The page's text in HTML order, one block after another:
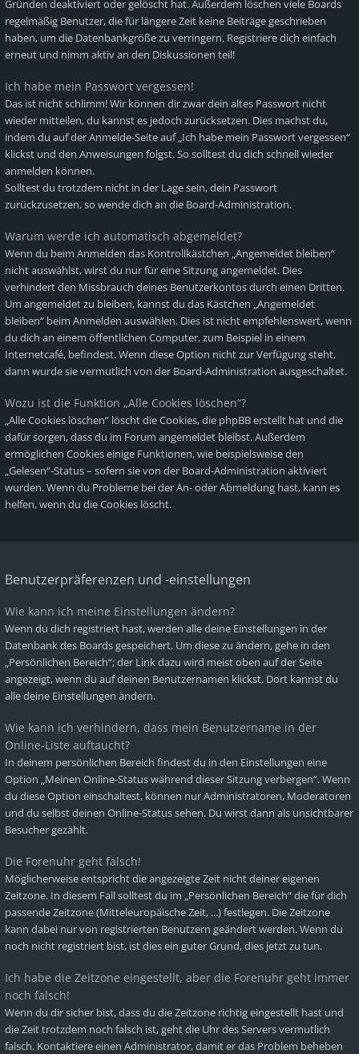
Gründen deaktiviert oder gelöscht hat. Außerdem löschen viele Boards
regelmäßig Benutzer, die für längere Zeit keine Beiträge geschrieben
haben, um die Datenbankgröße zu verringern. Registriere dich einfach
erneut und nimm aktiv an den Diskussionen teil!
Ich habe mein Passwort vergessen!
Das ist nicht schlimm! Wir können dir zwar dein altes Passwort nicht
wieder mitteilen, du kannst es jedoch zurücksetzen. Dies machst du,
indem du auf der Anmelde-Seite auf „Ich habe mein Passwort vergessen“
klickst und den Anweisungen folgst. So solltest du dich schnell wieder
anmelden können.
Solltest du trotzdem nicht in der Lage sein, dein Passwort
zurückzusetzen, so wende dich an die Board-Administration.
Warum werde ich automatisch abgemeldet?
Wenn du beim Anmelden das Kontrollkästchen „Angemeldet bleiben“
nicht auswählst, wirst du nur für eine Sitzung angemeldet. Dies
verhindert den Missbrauch deines Benutzerkontos durch einen Dritten.
Um angemeldet zu bleiben, kannst du das Kästchen „Angemeldet
bleiben“ beim Anmelden auswählen. Dies ist nicht empfehlenswert, wenn
du dich an einem öffentlichen Computer, zum Beispiel in einem
Internetcafé, befindest. Wenn diese Option nicht zur Verfügung steht,
dann wurde sie vermutlich von der Board-Administration ausgeschaltet.
Wozu ist die Funktion „Alle Cookies löschen“?
„Alle Cookies löschen“ löscht die Cookies, die phpBB erstellt hat und die
dafür sorgen, dass du im Forum angemeldet bleibst. Außerdem
ermöglichen Cookies einige Funktionen, wie beispielsweise den
„Gelesen“-Status – sofern sie von der Board-Administration aktiviert
wurden. Wenn du Probleme bei der An- oder Abmeldung hast, kann es
helfen, wenn du die Cookies löscht.
Benutzerpräferenzen und -einstellungen
Wie kann ich meine Einstellungen ändern?
Wenn du dich registriert hast, werden alle deine Einstellungen in der
Datenbank des Boards gespeichert. Um diese zu ändern, gehe in den
„Persönlichen Bereich“; der Link dazu wird meist oben auf der Seite
angezeigt, wenn du auf deinen Benutzernamen klickst. Dort kannst du
alle deine Einstellungen ändern.
Wie kann ich verhindern, dass mein Benutzername in der
Online-Liste auftaucht?
In deinem persönlichen Bereich findest du in den Einstellungen eine
Option „Meinen Online-Status während dieser Sitzung verbergen“. Wenn
du diese Option einschaltest, können nur Administratoren, Moderatoren
und du selbst deinen Online-Status sehen. Du wirst dann als unsichtbarer
Besucher gezählt.
Die Forenuhr geht falsch!
Möglicherweise entspricht die angezeigte Zeit nicht deiner eigenen
Zeitzone. In diesem Fall solltest du im „Persönlichen Bereich“ die für dich
passende Zeitzone (Mitteleuropäische Zeit, ...) festlegen. Die Zeitzone
kann dabei nur von registrierten Benutzern geändert werden. Wenn du
noch nicht registriert bist, ist dies ein guter Grund, dies jetzt zu tun.
Ich habe die Zeitzone eingestellt, aber die Forenuhr geht immer
noch falsch!
Wenn du dir sicher bist, dass du die Zeitzone richtig eingestellt hast und
die Zeit trotzdem noch falsch ist, geht die Uhr des Servers vermutlich
falsch. Kontaktiere einen Administrator, damit er das Problem beheben